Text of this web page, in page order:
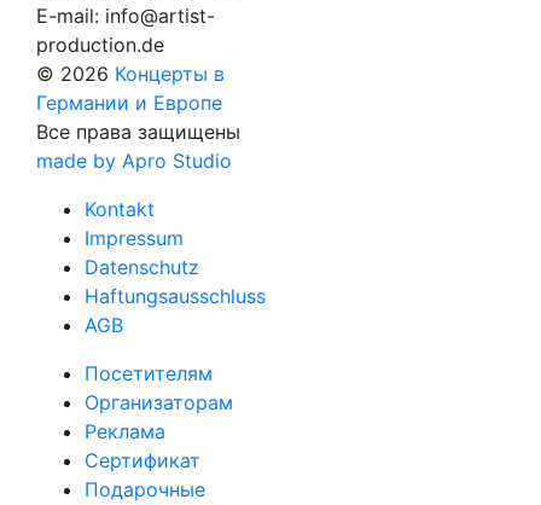
E-mail: info@artist-
production.de
© 2026 Концерты в
Германии и Европе
Все права защищены
made by Apro Studio
Kontakt
Impressum
Datenschutz
Haftungsausschluss
AGB
Посетителям
Организаторам
Реклама
Сертификат
Подарочные